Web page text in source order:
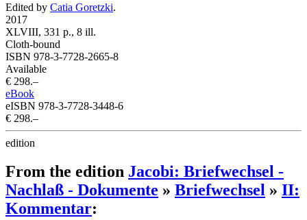
Edited by Catia Goretzki.
2017
XLVIII, 331 p., 8 ill.
Cloth-bound
ISBN 978-3-7728-2665-8
Available
€ 298.–
eBook
eISBN 978-3-7728-3448-6
€ 298.–
edition
From the edition Jacobi: Briefwechsel -
Nachlaß - Dokumente » Briefwechsel » II:
Kommentar: